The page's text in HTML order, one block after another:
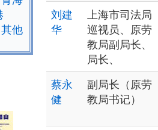
其他
刘建
华
上海市司法局
巡视员、原劳
教局副局长、
局长、
蔡永
健
副局长（原劳
教局书记）